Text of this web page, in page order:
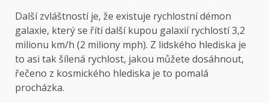
Další zvláštností je, že existuje rychlostní démon
galaxie, který se řítí další kupou galaxií rychlostí 3,2
milionu km/h (2 miliony mph). Z lidského hlediska je
to asi tak šílená rychlost, jakou můžete dosáhnout,
řečeno z kosmického hlediska je to pomalá
procházka.